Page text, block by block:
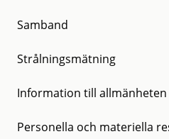
Samband
Strålningsmätning
Information till allmänheten
Personella och materiella